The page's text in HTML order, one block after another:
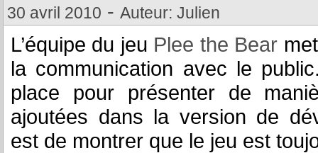
30 avril 2010 - Auteur: Julien
L’équipe du jeu Plee the Bear
la communication avec le
place pour présenter de
ajoutées dans la version de
est de montrer que le jeu est